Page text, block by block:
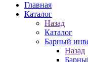
Главная
Каталог
Назад
Каталог
Барный
Назад